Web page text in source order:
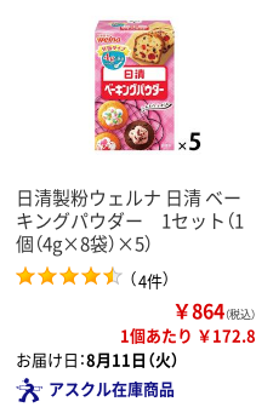
日清製粉ウェルナ 日清 ベー
キングパウダー 1セット（1
個（4g×8袋）×5）
（4件）
￥864（税込）
1個あたり ￥172.8
お届け日：8月11日（火）
アスクル在庫商品